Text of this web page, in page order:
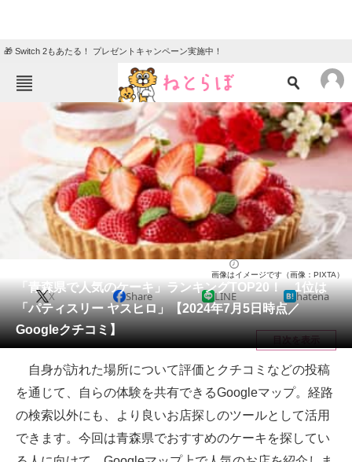
🎁 Switch 2もあたる！ プレゼントキャンペーン実施中！
ねとらぼメニュー
ニュース
エンタメ クイズ
地域
住まい 教育・育児
リサーチ
会員記事
メディア
注目記事を集めた総合ページ
ITの今と未来を見通す
スマホと通信の最新トレンド
進化するPCとデバイスの未来
「青森県で人気のケーキ」ランキングTOP20！ 1位は
「パティスリー ヤスヒロ」【2024年7月5日時点／
Googleクチコミ】
画像はイメージです（画像：PIXTA）
X Share LINE hatena
目次を表示
自身が訪れた場所について評価とクチコミなどの投稿
を通じて、自らの体験を共有できるGoogleマップ。経路
の検索以外にも、より良いお店探しのツールとして活用
できます。今回は青森県でおすすめのケーキを探してい